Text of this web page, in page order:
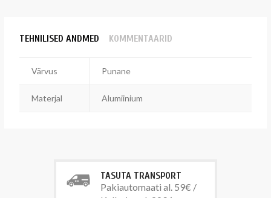
TEHNILISED ANDMED KOMMENTAARID
Värvus Punane
Materjal Alumiinium
TASUTA TRANSPORT
Pakiautomaati al. 59€ /